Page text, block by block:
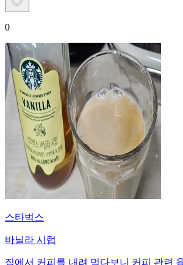
0
스타벅스
바닐라 시럽
집에서 커피를 내려 먹다보니 커피 관련